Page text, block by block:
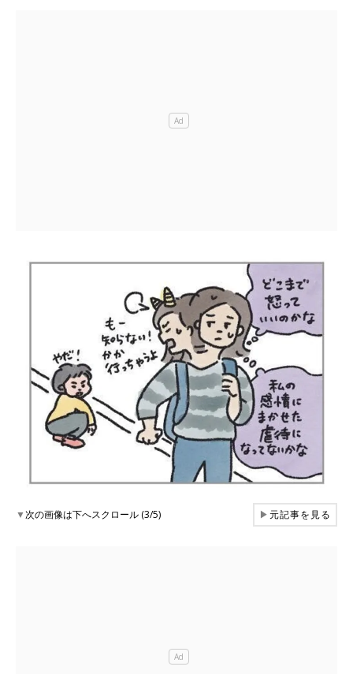
▼次の画像は下へスクロール (3/5) ▶元記事を見る